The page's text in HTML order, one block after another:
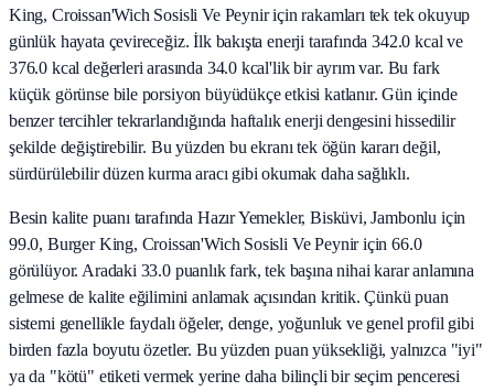
King, Croissan'Wich Sosisli Ve Peynir için rakamları tek tek okuyup
günlük hayata çevireceğiz. İlk bakışta enerji tarafında 342.0 kcal ve
376.0 kcal değerleri arasında 34.0 kcal'lik bir ayrım var. Bu fark
küçük görünse bile porsiyon büyüdükçe etkisi katlanır. Gün içinde
benzer tercihler tekrarlandığında haftalık enerji dengesini hissedilir
şekilde değiştirebilir. Bu yüzden bu ekranı tek öğün kararı değil,
sürdürülebilir düzen kurma aracı gibi okumak daha sağlıklı.
Besin kalite puanı tarafında Hazır Yemekler, Bisküvi, Jambonlu için
99.0, Burger King, Croissan'Wich Sosisli Ve Peynir için 66.0
görülüyor. Aradaki 33.0 puanlık fark, tek başına nihai karar anlamına
gelmese de kalite eğilimini anlamak açısından kritik. Çünkü puan
sistemi genellikle faydalı öğeler, denge, yoğunluk ve genel profil gibi
birden fazla boyutu özetler. Bu yüzden puan yüksekliği, yalnızca "iyi"
ya da "kötü" etiketi vermek yerine daha bilinçli bir seçim penceresi